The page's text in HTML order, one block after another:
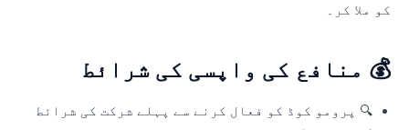
ملا کر۔
منافع کی واپسی کی شرائط
🔍 پرومو کوڈ کو فعال کرنے سے پہلے شرکت کی شرائط